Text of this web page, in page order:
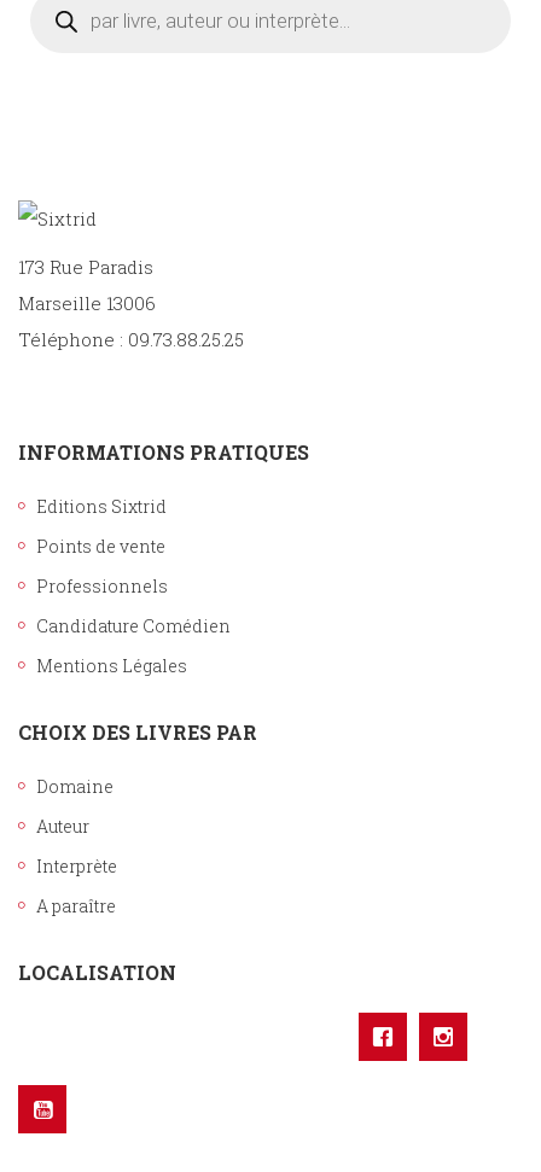
produits
173 Rue Paradis
Marseille 13006
Téléphone : 09.73.88.25.25
INFORMATIONS PRATIQUES
Editions Sixtrid
Points de vente
Professionnels
Candidature Comédien
Mentions Légales
CHOIX DES LIVRES PAR
Domaine
Auteur
Interprète
A paraître
LOCALISATION